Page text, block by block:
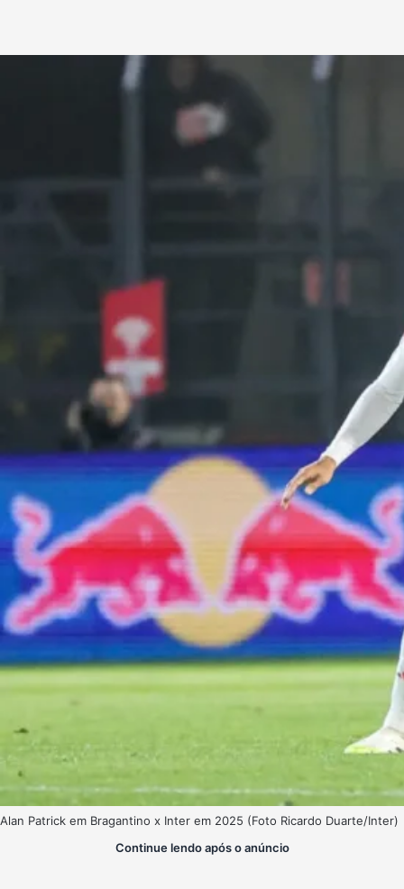
Alan Patrick em Bragantino x Inter em 2025 (Foto Ricardo Duarte/Inter)
Continue lendo após o anúncio